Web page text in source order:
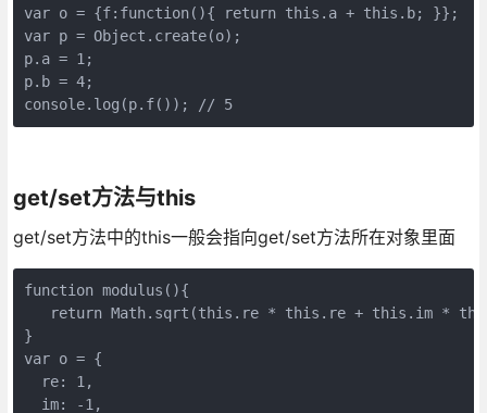
var o = {f:function(){ return this.a + this.b; }};
var p = Object.create(o);
p.a = 1;
p.b = 4;
console.log(p.f()); // 5
get/set方法与this
get/set方法中的this一般会指向get/set方法所在对象里面
function modulus(){
return Math.sqrt(this.re * this.re + this.im *
}
var o = {
  re: 1,
  im: -1,